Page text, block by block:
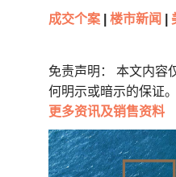
成交个案 楼市新闻
免责声明： 本文内容
何明示或暗示的保证
更多资讯及销售资料